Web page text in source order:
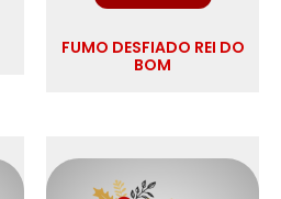
FUMO DESFIADO REI DO
BOM